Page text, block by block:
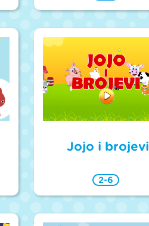
Jojo i brojevi
2-6